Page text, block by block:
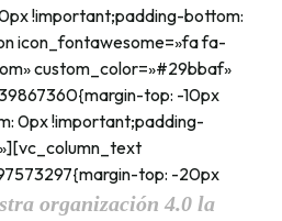
!important;padding-bottom:
icon_fontawesome=»fa fa-
custom_color=»#29bbaf»
top: -10px
0px !important;padding-
top: -20px
organización 4.0 la